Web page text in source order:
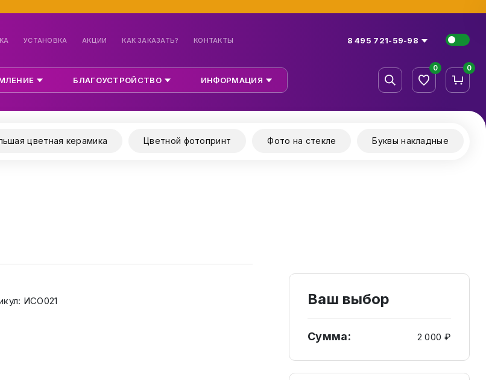
УСТАНОВКА АКЦИИ КАК ЗАКАЗАТЬ? КОНТАКТЫ 8 495 721-59-98
БЛАГОУСТРОЙСТВО ИНФОРМАЦИЯ
0 0
цветная керамика Цветной фотопринт Фото на стекле Буквы накладные
ИСО021 Ваш выбор
Сумма: 2 000 ₽